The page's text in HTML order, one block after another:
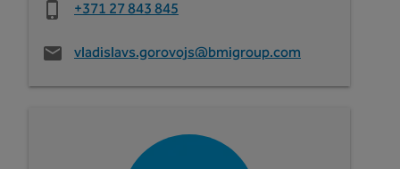
+371 27 843 845
vladislavs.gorovojs@bmigroup.com